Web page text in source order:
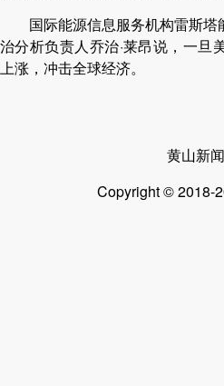
国际能源信息服务机构雷斯
治分析负责人乔治·莱昂说，一旦
上涨，冲击全球经济。
黄山新
Copyright © 2018-